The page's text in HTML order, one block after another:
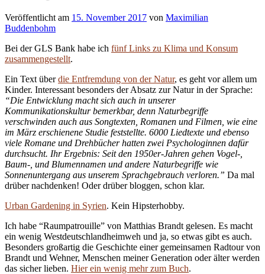
Veröffentlicht am 15. November 2017 von Maximilian
Buddenbohm
Bei der GLS Bank habe ich fünf Links zu Klima und Konsum
zusammengestellt.
Ein Text überdie Entfremdung von der Natur, es geht vor allem um
Kinder. Interessant besonders der Absatz zur Natur in der Sprache:
“Die Entwicklung macht sich auch in unserer
Kommunikationskultur bemerkbar, denn Naturbegriffe
verschwinden auch aus Songtexten, Romanen und Filmen, wie eine
im März erschienene Studie feststellte. 6000 Liedtexte und ebenso
viele Romane und Drehbücher hatten zwei Psychologinnen dafür
durchsucht. Ihr Ergebnis: Seit den 1950er-Jahren gehen Vogel-,
Baum-, und Blumennamen und andere Naturbegriffe wie
Sonnenuntergang aus unserem Sprachgebrauch verloren.” Da mal
drüber nachdenken! Oder drüber bloggen, schon klar.
Urban Gardening in Syrien. Kein Hipsterhobby.
Ich habe “Raumpatrouille” von Matthias Brandt gelesen. Es macht
ein wenig Westdeutschlandheimweh und ja, so etwas gibt es auch.
Besonders großartig die Geschichte einer gemeinsamen Radtour von
Brandt und Wehner, Menschen meiner Generation oder älter werden
das sicher lieben. Hier ein wenig mehr zum Buch.